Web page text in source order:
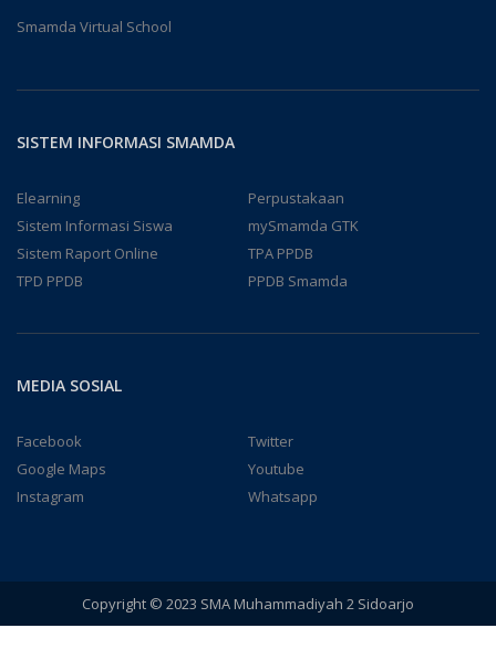
Smamda Virtual School
SISTEM INFORMASI SMAMDA
Elearning
Perpustakaan
Sistem Informasi Siswa
mySmamda GTK
Sistem Raport Online
TPA PPDB
TPD PPDB
PPDB Smamda
MEDIA SOSIAL
Facebook
Twitter
Google Maps
Youtube
Instagram
Whatsapp
Copyright © 2023 SMA Muhammadiyah 2 Sidoarjo